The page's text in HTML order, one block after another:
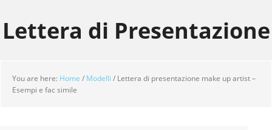
to
main
to
primary
to
footer
Lettera di Presentazione
You are here: Home / Modelli / Lettera di presentazione make up artist –
Esempi e fac simile